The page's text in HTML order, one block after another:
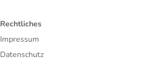
Rechtliches
Impressum
Datenschutz